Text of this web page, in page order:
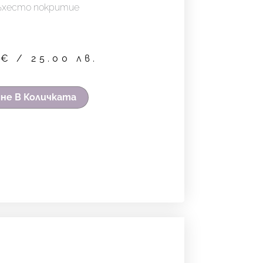
покритие
€ / 25.00 лв.
В Количката